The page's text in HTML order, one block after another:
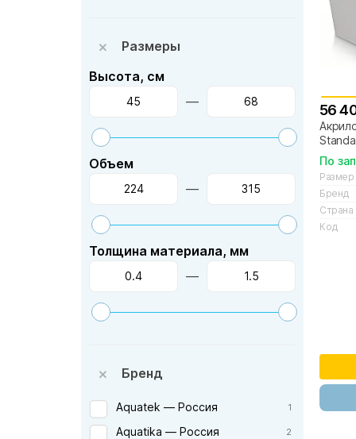
Размеры
Высота, см
—
Объем
—
Толщина материала, мм
—
Бренд
Aquatek — Россия 1
Aquatika — Россия 2
56
По
Размер
Бренд
Страна
Код